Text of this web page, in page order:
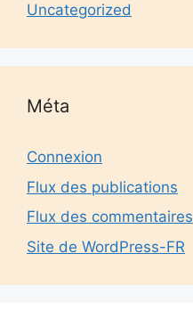
Uncategorized
Méta
Connexion
Flux des publications
Flux des commentaires
Site de WordPress-FR